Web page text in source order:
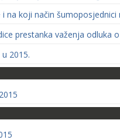
na koji način
prestanka važenja odluka
2015.